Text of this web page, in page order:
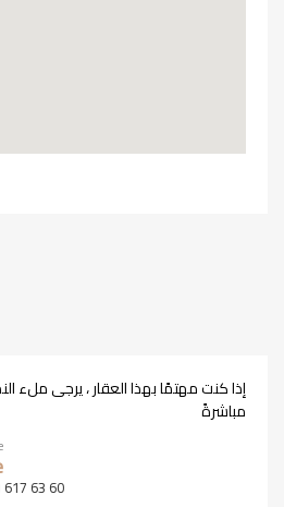
إذا كنت مهتمًا بهذا العقار ، يرجى ملء
مباشرةً
617 63 60